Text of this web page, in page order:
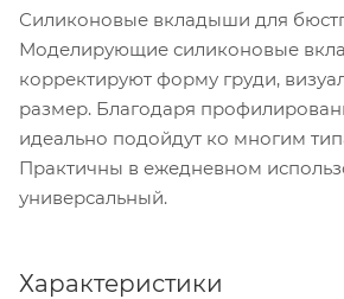
Силиконовые вкладыши для
Моделирующие силиконовые
корректируют форму груди,
размер. Благодаря
идеально подойдут ко многим
Практичны в ежедневном
универсальный.
Характеристики